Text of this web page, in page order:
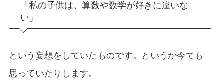
「私の子供は、算数や数学が好きに違いな
い」
という妄想をしていたものです。というか今でも
思っていたりします。